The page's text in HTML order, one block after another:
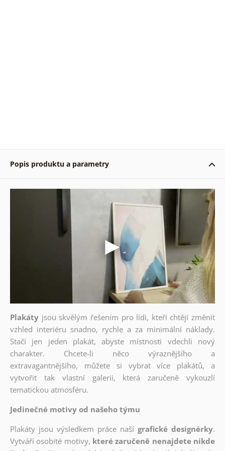
Popis produktu a parametry
Plakáty jsou skvělým řešením pro lidi, kteří chtějí změnit
vzhled interiéru snadno, rychle a za minimální náklady.
Stačí jen jeden plakát, abyste místnosti vdechli nový
charakter. Chcete-li něco výraznějšího a
extravagantnějšího, můžete si vybrat více plakátů, a
vytvořit tak vlastní galerii, která zaručeně vykouzlí
tematickou atmosféru.
Jedinečné motivy od našeho týmu
Plakáty jsou výsledkem práce naší grafické designérky.
Vytváří osobité motivy, které zaručeně nenajdete nikde